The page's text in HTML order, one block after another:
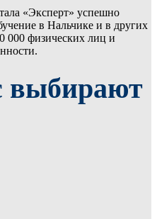
«Эксперт» успешно
в Нальчике и в других
000 физических лиц и
выбирают